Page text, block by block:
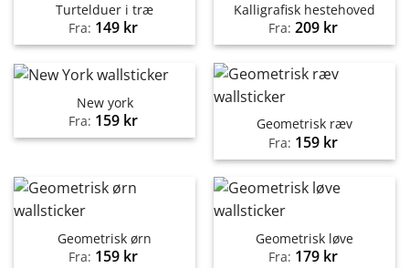
Turtelduer i træ
Fra: 149 kr
Kalligrafisk hestehoved
Fra: 209 kr
New york
Fra: 159 kr
Geometrisk ræv
Fra: 159 kr
Geometrisk ørn
Fra: 159 kr
Geometrisk løve
Fra: 179 kr